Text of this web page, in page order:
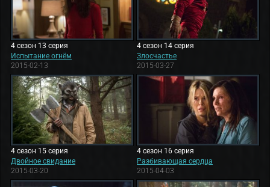
4 сезон 13 серия
Испытание огнём
2015-02-13
4 сезон 14 серия
Злосчастье
2015-03-27
4 сезон 15 серия
Двойное свидание
2015-03-20
4 сезон 16 серия
Разбивающая сердца
2015-04-03